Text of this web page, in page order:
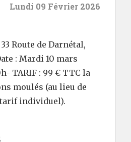
Lundi 09 Février 2026
Route de Darnétal,
: Mardi 10 mars
TARIF : 99 € TTC la
moulés (au lieu de
individuel).